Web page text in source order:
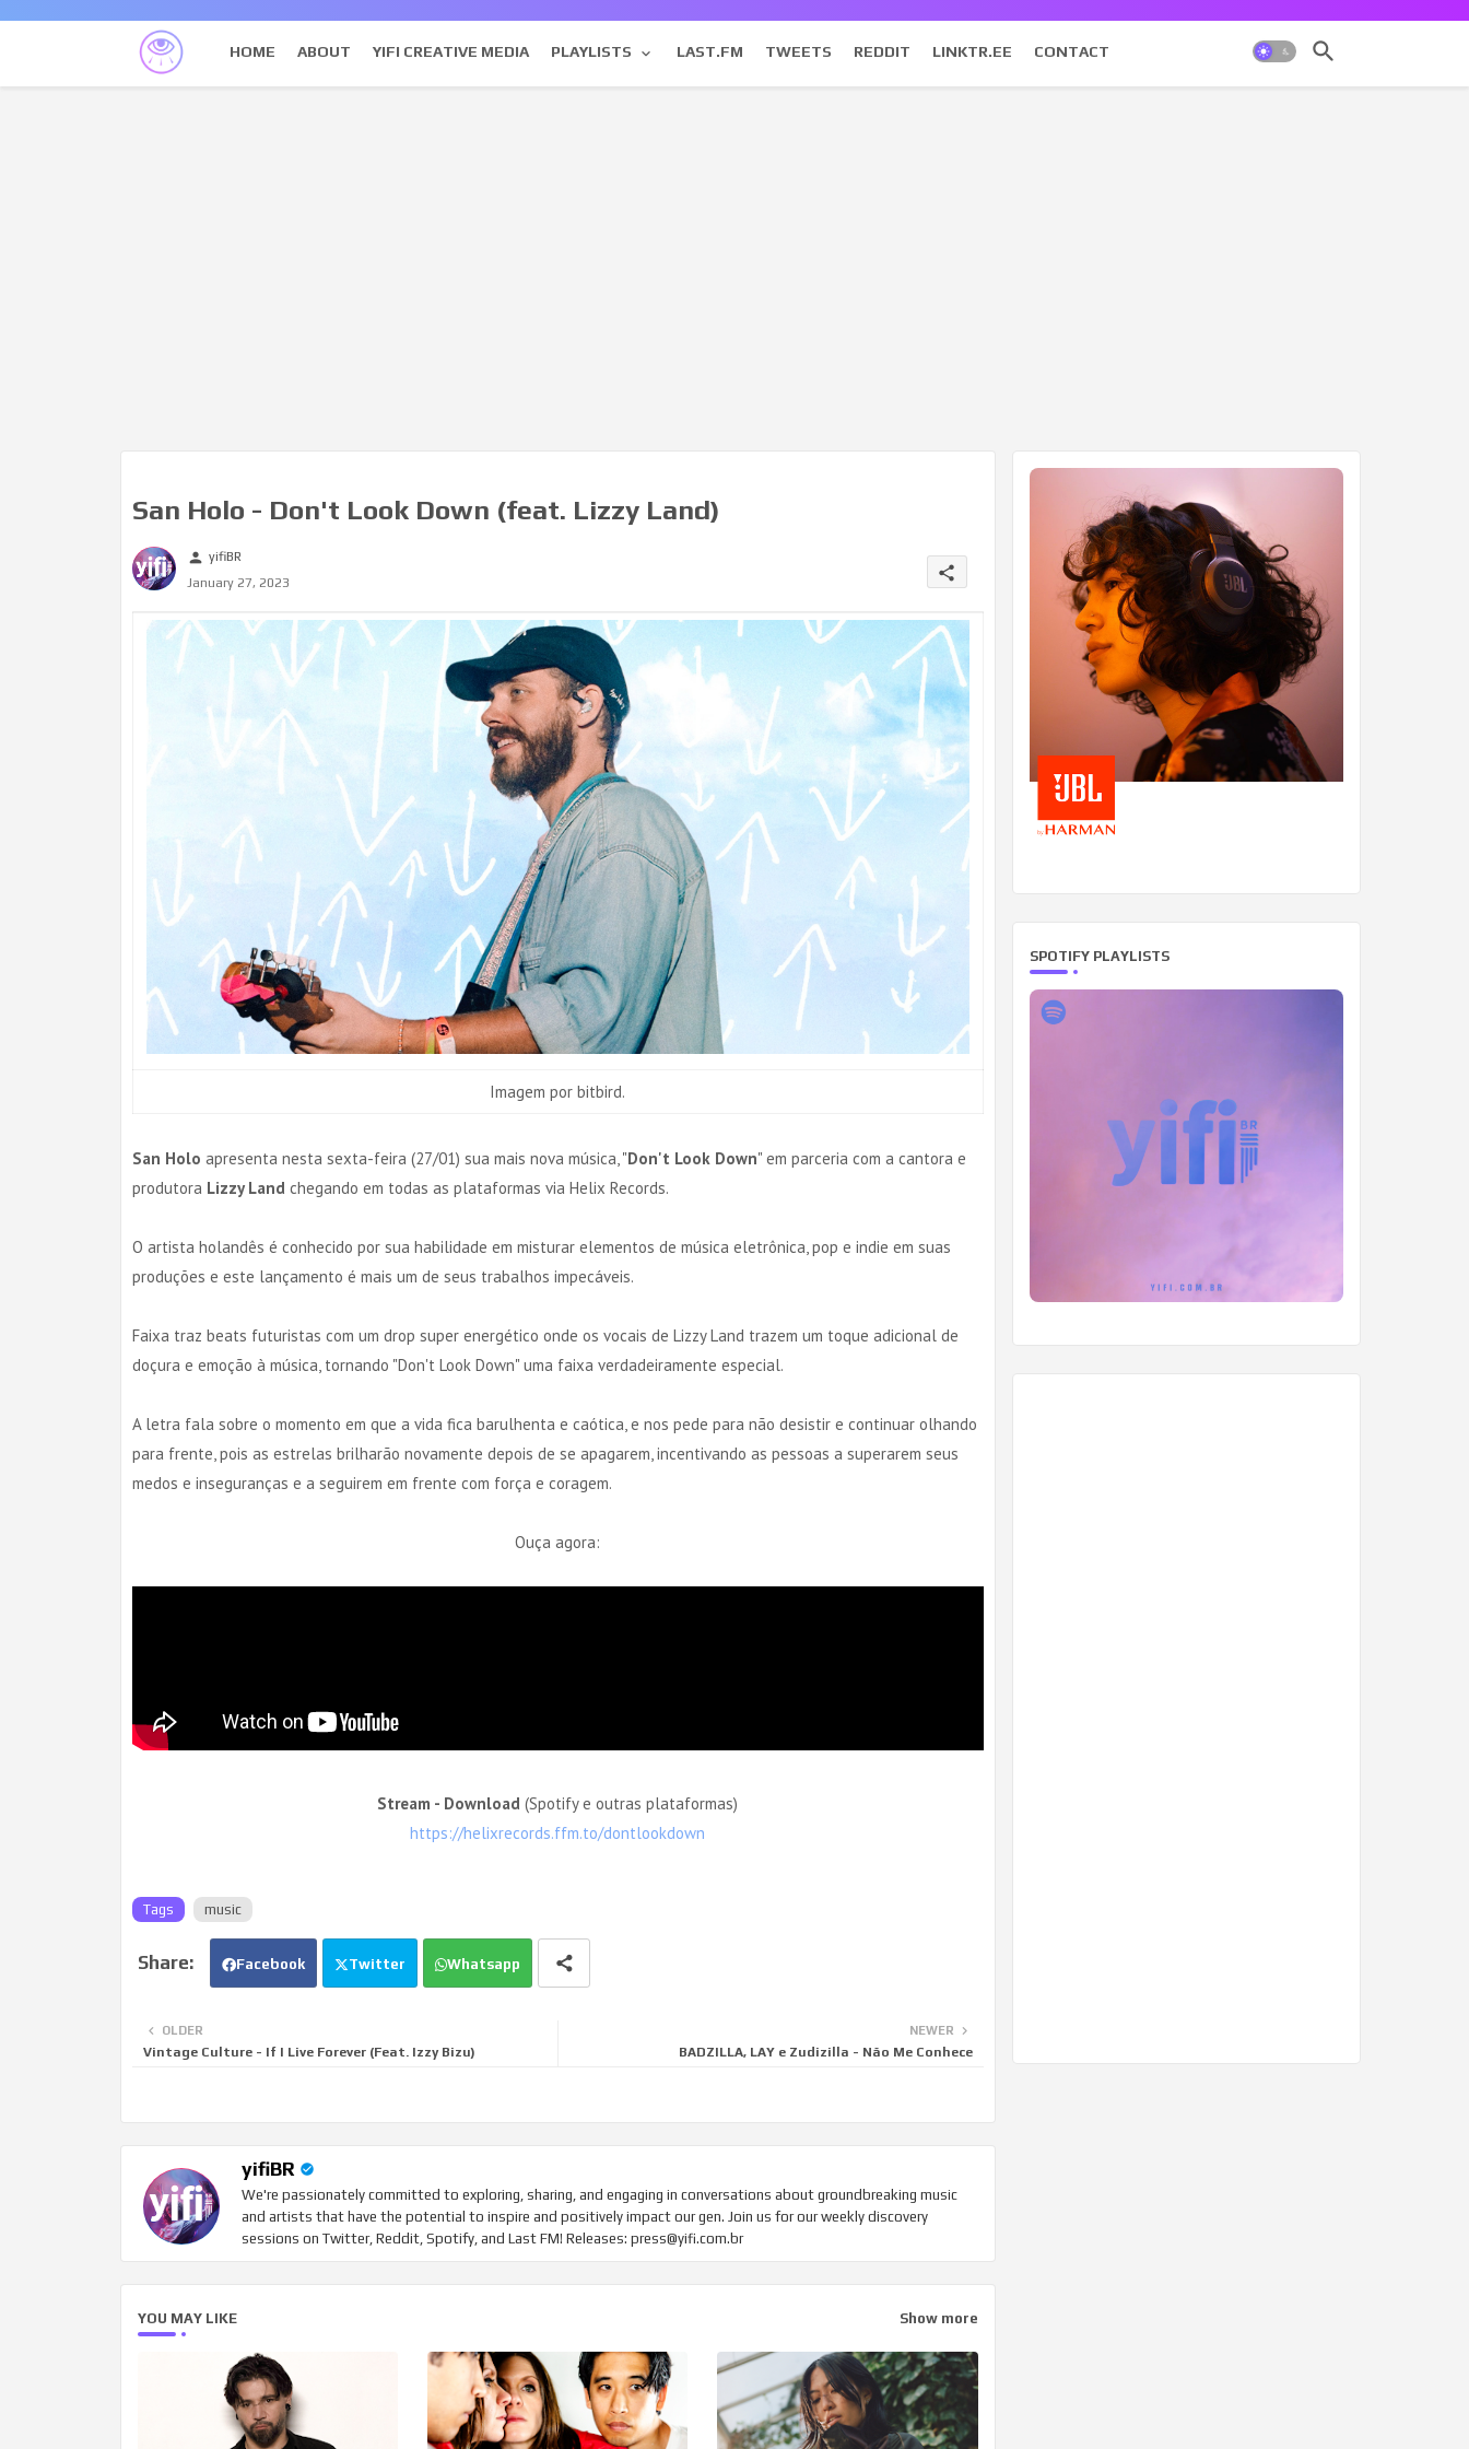
HOME ABOUT YIFI CREATIVE MEDIA PLAYLISTS LAST.FM TWEETS REDDIT LINKTR.EE CONTACT
San Holo - Don't Look Down (feat. Lizzy Land)
person yifiBR
January 27, 2023
share
Imagem por bitbird.
San Holo apresenta nesta sexta-feira (27/01) sua mais nova música, "Don't Look Down" em parceria com a cantora e
produtora Lizzy Land chegando em todas as plataformas via Helix Records.
O artista holandês é conhecido por sua habilidade em misturar elementos de música eletrônica, pop e indie em suas
produções e este lançamento é mais um de seus trabalhos impecáveis.
Faixa traz beats futuristas com um drop super energético onde os vocais de Lizzy Land trazem um toque adicional de
doçura e emoção à música, tornando "Don't Look Down" uma faixa verdadeiramente especial.
A letra fala sobre o momento em que a vida fica barulhenta e caótica, e nos pede para não desistir e continuar olhando
para frente, pois as estrelas brilharão novamente depois de se apagarem, incentivando as pessoas a superarem seus
medos e inseguranças e a seguirem em frente com força e coragem.
Ouça agora:
Stream - Download (Spotify e outras plataformas)
https://helixrecords.ffm.to/dontlookdown
Tags music
Facebook Twitter Whatsapp
NEWER
BADZILLA, LAY e Zudizilla - Não Me Conhece
OLDER
Vintage Culture - If I Live Forever (Feat. Izzy Bizu)
yifiBR
We're passionately committed to exploring, sharing, and engaging in conversations about groundbreaking music
and artists that have the potential to inspire and positively impact our gen. Join us for our weekly discovery
sessions on Twitter, Reddit, Spotify, and Last FM! Releases: press@yifi.com.br
YOU MAY LIKE Show more
SPOTIFY PLAYLISTS